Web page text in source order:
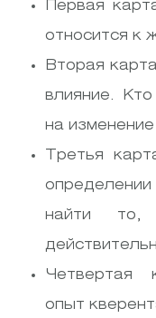
Первая
относится к
Вторая
влияние.
на
Третья
найти
Четвертая
опыт